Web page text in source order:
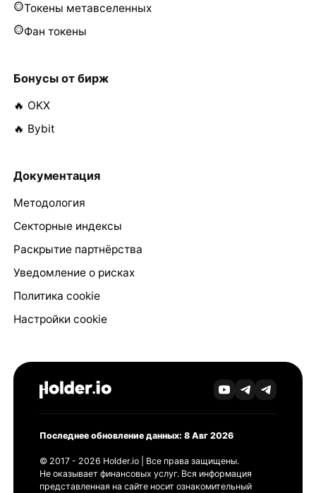
Токены метавселенных
Фан токены
Бонусы от бирж
🔥 OKX
🔥 Bybit
Документация
Методология
Секторные индексы
Раскрытие партнёрства
Уведомление о рисках
Политика cookie
Настройки cookie
Последнее обновление данных: 8 Авг 2026
© 2017 - 2026 Holder.io | Все права защищены.
Не оказывает финансовых услуг. Вся информация
представленная на сайте носит ознакомительный